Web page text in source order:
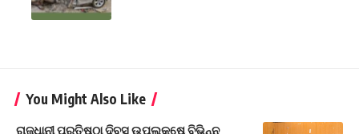
You Might Also Like
ରାଜଧାନୀ ପ୍ରତିଷ୍ଠା ଦିବସ ଉପଲକ୍ଷେ ବିଭିନ୍ନ